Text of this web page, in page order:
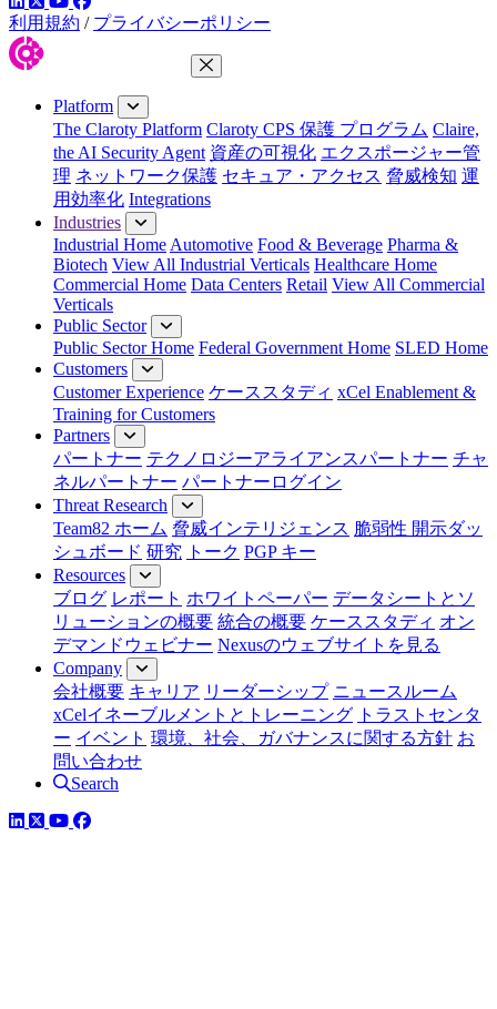
利用規約 / プライバシーポリシー
Close Menu
Platform
The Claroty Platform Claroty CPS 保護 プログラム Claire,
the AI Security Agent 資産の可視化 エクスポージャー管
理 ネットワーク保護 セキュア・アクセス 脅威検知 運
用効率化 Integrations
Industries
Industrial Home Automotive Food & Beverage Pharma &
Biotech View All Industrial Verticals Healthcare Home
Commercial Home Data Centers Retail View All Commercial
Verticals
Public Sector
Public Sector Home Federal Government Home SLED Home
Customers
Customer Experience ケーススタディ xCel Enablement &
Training for Customers
Partners
パートナー テクノロジーアライアンスパートナー チャ
ネルパートナー パートナーログイン
Threat Research
Team82 ホーム 脅威インテリジェンス 脆弱性 開示ダッ
シュボード 研究 トーク PGP キー
Resources
ブログ レポート ホワイトペーパー データシートとソ
リューションの概要 統合の概要 ケーススタディ オン
デマンドウェビナー Nexusのウェブサイトを見る
Company
会社概要 キャリア リーダーシップ ニュースルーム
xCelイネーブルメントとトレーニング トラストセンタ
ー イベント 環境、社会、ガバナンスに関する方針 お
問い合わせ
Search
LinkedIn
ツイッター
YouTube
Facebook